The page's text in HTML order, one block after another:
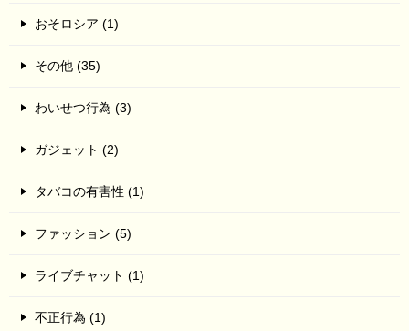
おそロシア (1)
その他 (35)
わいせつ行為 (3)
ガジェット (2)
タバコの有害性 (1)
ファッション (5)
ライブチャット (1)
不正行為 (1)